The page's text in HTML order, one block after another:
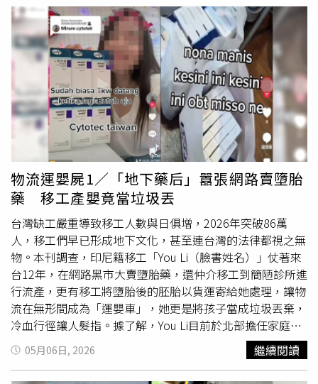
同乘車前往台北市萬華區的餐廳慶功聚餐，同場還有吳承恩
及許凱皓等男男女女同歡。大夥兒直到次日凌晨2點半左右
才盡興，幾人走出餐廳在門口與粉絲合影留念，接著薛恩、
振緯及一名友人一起搭車到新北市某新住宅社區。慶功直到
隔日凌晨，薛恩一群人與粉絲合照後離開。（圖／本刊攝影
組）
物流運嬰屍1／「地下藥后」囂張網路賣墮胎
藥 移工產嬰竟當垃圾丟
台灣缺工嚴重導致移工人數與日俱增，2026年突破86萬
人，移工們早已形成地下文化，甚至連台灣的法律都視之無
物。本刊調查，印尼籍移工「You Li（臉書姓名）」仗著來
台12年，在網路黑市大賣墮胎藥，還仲介移工到簡陋診所進
行流產，更有移工將墮胎後的胚胎以貨運寄給她處理，讓物
流在無形間成為「運嬰車」，她更是將孩子當成垃圾丟棄，
冷血行徑讓人髮指。據了解，You Li目前於北部擔任家庭照
護，平時主要負責照顧年邁的阿嬤，而她來台12年，丈夫同
樣在台灣的工廠工作，但不同於平均月薪3萬元，得縮衣節
05月06日, 2026 繼續閱讀